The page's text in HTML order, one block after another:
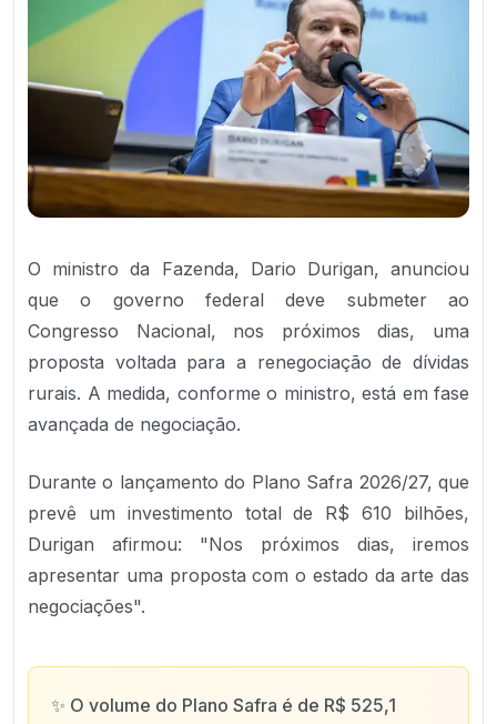
O ministro da Fazenda, Dario Durigan, anunciou
que o governo federal deve submeter ao
Congresso Nacional, nos próximos dias, uma
proposta voltada para a renegociação de dívidas
rurais. A medida, conforme o ministro, está em fase
avançada de negociação.
Durante o lançamento do Plano Safra 2026/27, que
prevê um investimento total de R$ 610 bilhões,
Durigan afirmou: "Nos próximos dias, iremos
apresentar uma proposta com o estado da arte das
negociações".
✨ O volume do Plano Safra é de R$ 525,1